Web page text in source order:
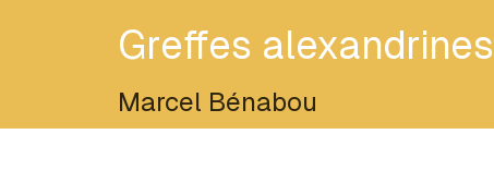
Greffes alexandrines
Marcel Bénabou